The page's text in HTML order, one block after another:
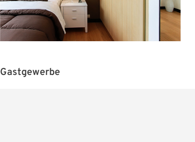
Gastgewerbe